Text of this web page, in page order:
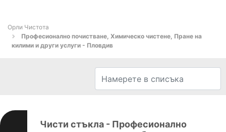
Орли Чистота
Професионално почистване, Химическо чистене, Пране на
килими и други услуги - Пловдив
Чисти стъкла - Професионално